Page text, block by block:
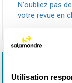
Utilisation
N'oubliez pas
votre revue en